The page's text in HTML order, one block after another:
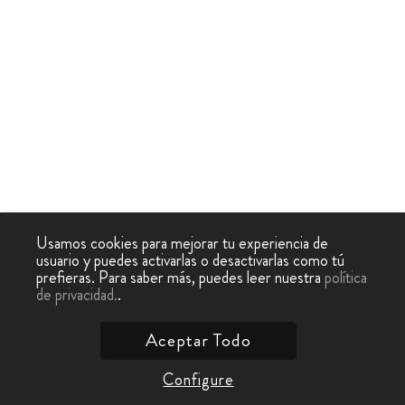
Usamos cookies para mejorar tu experiencia de
usuario y puedes activarlas o desactivarlas como tú
prefieras. Para saber más, puedes leer nuestrapolítica
de privacidad..
Configure
Aceptar Todo